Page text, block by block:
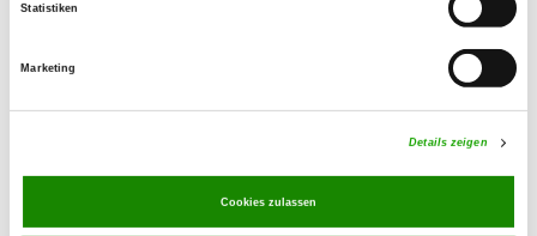
Statistiken
Marketing
Details zeigen
Cookies zulassen
Montag from 16:30 h
Mittwoch from 16:30 h
Samstag 13:30 h - 16:00 h